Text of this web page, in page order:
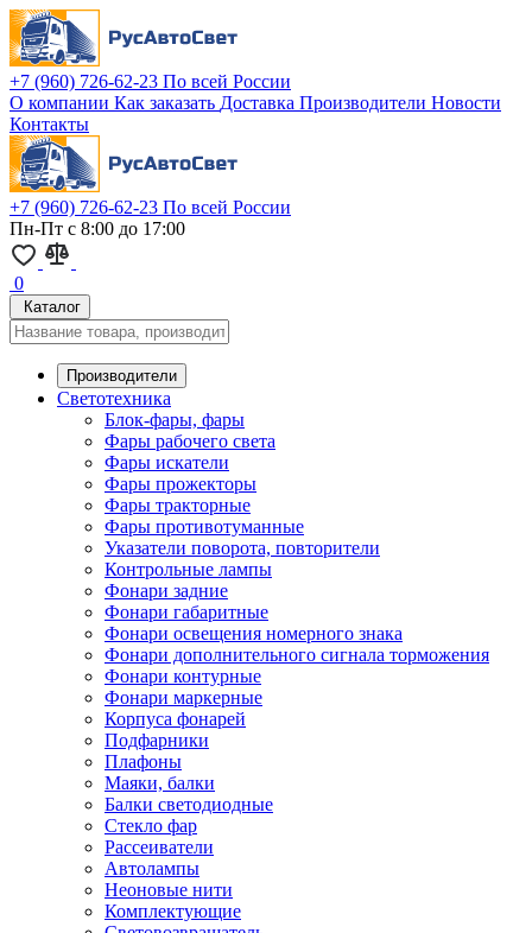
+7 (960) 726-62-23 По всей России
О компании Как заказать Доставка Производители Новости
Контакты
+7 (960) 726-62-23 По всей России
Пн-Пт с 8:00 до 17:00
0
Каталог
Производители
Светотехника
Блок-фары, фары
Фары рабочего света
Фары искатели
Фары прожекторы
Фары тракторные
Фары противотуманные
Указатели поворота, повторители
Контрольные лампы
Фонари задние
Фонари габаритные
Фонари освещения номерного знака
Фонари дополнительного сигнала торможения
Фонари контурные
Фонари маркерные
Корпуса фонарей
Подфарники
Плафоны
Маяки, балки
Балки светодиодные
Стекло фар
Рассеиватели
Автолампы
Неоновые нити
Комплектующие